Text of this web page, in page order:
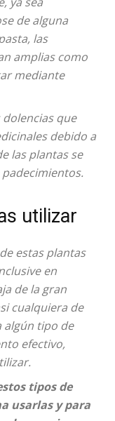
de alguna
las
amplias como
mediante
dolencias que
debido a
las plantas se
utilizar
estas plantas
en
de la gran
cualquiera de
algún tipo de
efectivo,
tipos de
usarlas y para